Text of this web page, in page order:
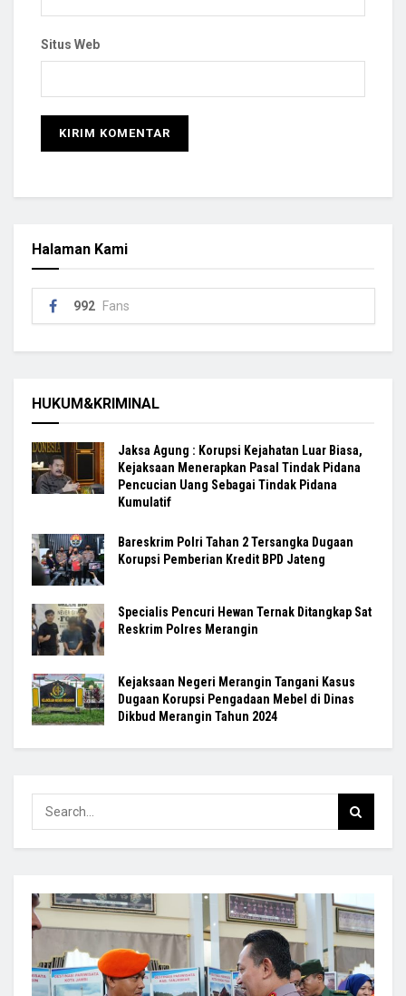
Situs Web
Halaman Kami
992 Fans
HUKUM&KRIMINAL
Jaksa Agung : Korupsi Kejahatan Luar Biasa,
Kejaksaan Menerapkan Pasal Tindak Pidana
Pencucian Uang Sebagai Tindak Pidana
Kumulatif
Bareskrim Polri Tahan 2 Tersangka Dugaan
Korupsi Pemberian Kredit BPD Jateng
Specialis Pencuri Hewan Ternak Ditangkap Sat
Reskrim Polres Merangin
Kejaksaan Negeri Merangin Tangani Kasus
Dugaan Korupsi Pengadaan Mebel di Dinas
Dikbud Merangin Tahun 2024